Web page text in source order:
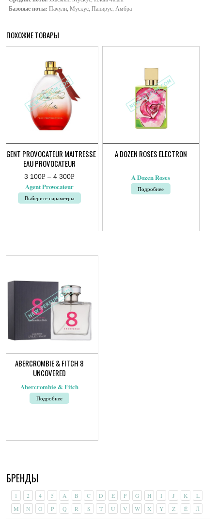
Базовые ноты: Пачули, Мускус, Папирус, Амбра
ПОХОЖИЕ ТОВАРЫ
AGENT PROVOCATEUR MAITRESSE
EAU PROVOCATEUR
3 100Р
УБ.
– 4 300Р
Диапазон
100руб.
Agent Provocateur
Выберите параметры
имеет
Опции
на
A DOZEN ROSES ELECTRON
A Dozen Roses
Подробнее
ABERCROMBIE & FITCH 8
UNCOVERED
Abercrombie & Fitch
Подробнее
БРЕНДЫ
1 2 4 5 A B C D E F G H I J K
L
M
N O P Q R S T U V W X Y Z É Л